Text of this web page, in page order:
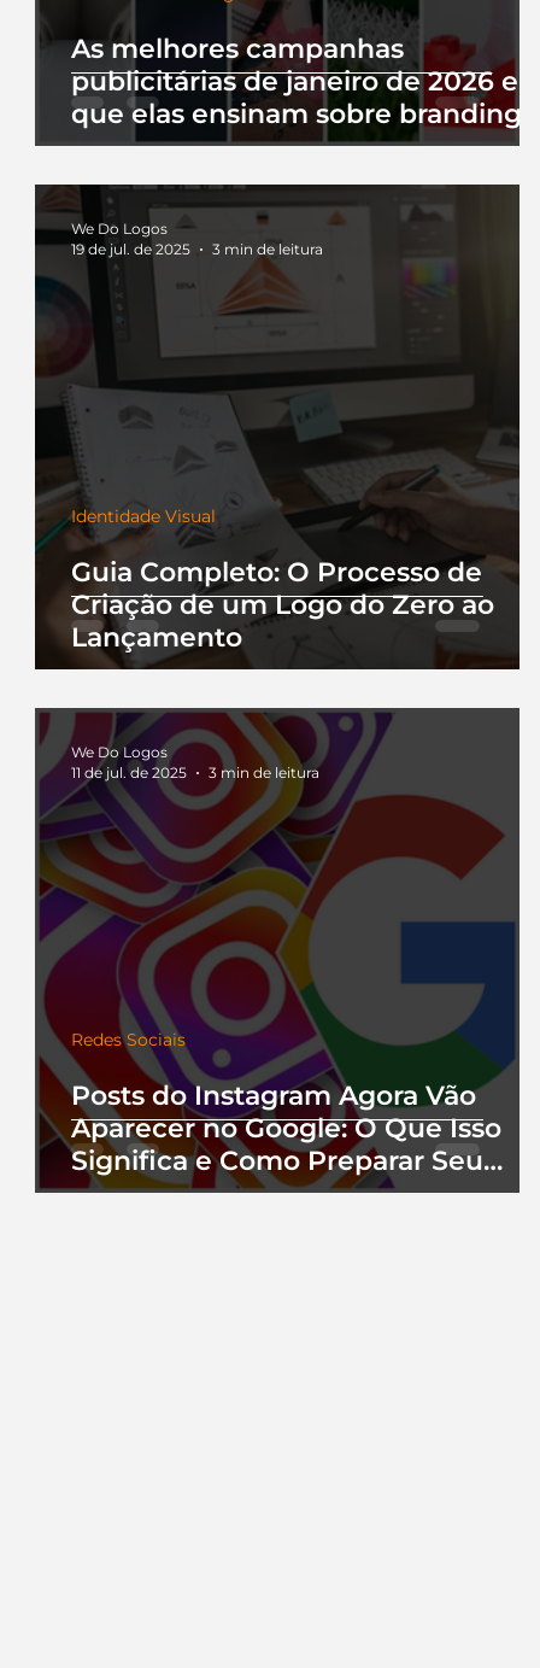
As melhores campanhas
publicitárias de janeiro de 2026 e
que elas ensinam sobre branding
Guia Completo: O Processo de
Criação de um Logo do Zero ao
Lançamento
Identidade Visual
We Do Logos
19 de jul. de 2025
3 min de leitura
Posts do Instagram Agora Vão
Aparecer no Google: O Que Isso
Significa e Como Preparar Seu
Perfil
Redes Sociais
We Do Logos
11 de jul. de 2025
3 min de leitura